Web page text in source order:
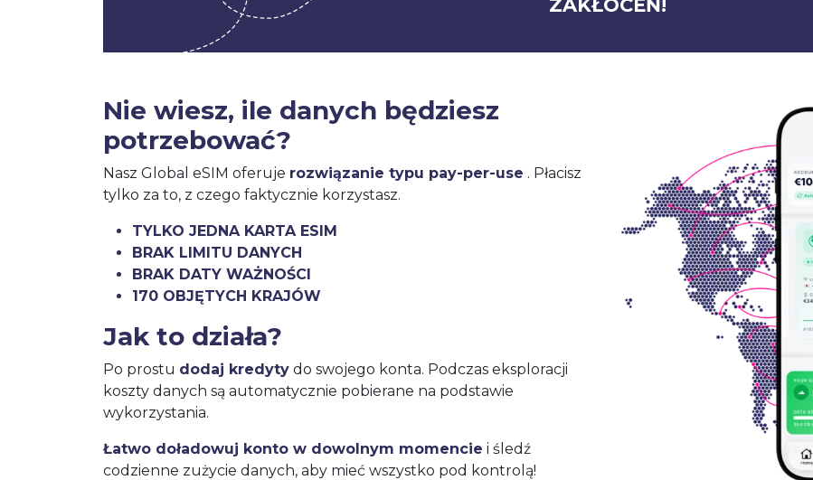
ZAKŁÓCEŃ!
Nie wiesz, ile danych będziesz
potrzebować?
Nasz Global eSIM oferuje rozwiązanie typu pay-per-use . Płacisz
tylko za to, z czego faktycznie korzystasz.
TYLKO JEDNA KARTA ESIM
BRAK LIMITU DANYCH
BRAK DATY WAŻNOŚCI
170 OBJĘTYCH KRAJÓW
Jak to działa?
Po prostu dodaj kredyty do swojego konta. Podczas eksploracji
koszty danych są automatycznie pobierane na podstawie
wykorzystania.
Łatwo doładowuj konto w dowolnym momencie i śledź
codzienne zużycie danych, aby mieć wszystko pod kontrolą!